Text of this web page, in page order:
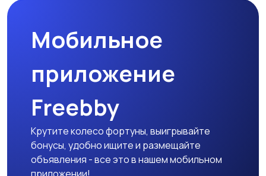
Мобильное
приложение
Freebby
Крутите колесо фортуны, выигрывайте
бонусы, удобно ищите и размещайте
объявления - все это в нашем мобильном